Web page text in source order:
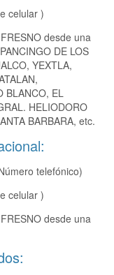
celular )
desde una
DE LOS
YEXTLA,
BLANCO, EL
HELIODORO
BARBARA, etc.
telefónico)
celular )
desde una